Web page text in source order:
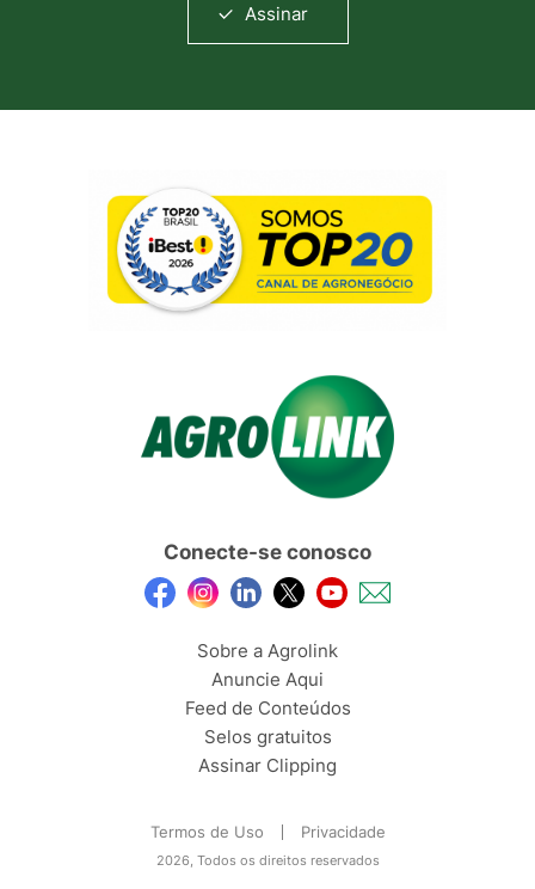
Assinar
Conecte-se conosco
Sobre a Agrolink
Anuncie Aqui
Feed de Conteúdos
Selos gratuitos
Assinar Clipping
Termos de Uso Privacidade
2026, Todos os direitos reservados